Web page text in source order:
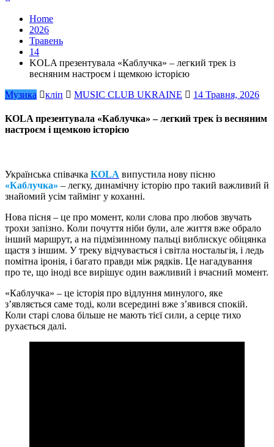
Home
2026
Травень
14
KOLA презентувала «Каблучка» – легкий трек із
весняним настроєм і щемкою історією
Музика
кліп MUSIC CLUB UKRAINE 14 Травня, 2026
KOLA презентувала «Каблучка» – легкий трек із весняним
настроєм і щемкою історією
Українська співачка KOLA випустила нову пісню
«Каблучка» – легку, динамічну історію про такий важливий й
знайомий усім таймінг у коханні.
Нова пісня – це про момент, коли слова про любов звучать
трохи запізно. Коли почуття ніби були, але життя вже обрало
інший маршрут, а на підмізинному пальці виблискує обіцянка
щастя з іншим. У треку відчувається і світла ностальгія, і ледь
помітна іронія, і багато правди між рядків. Це нагадування
про те, що іноді все вирішує один важливий і вчасний момент.
«Каблучка» – це історія про відлуння минулого, яке
з’являється саме тоді, коли всередині вже з’явився спокій.
Коли старі слова більше не мають тієї сили, а серце тихо
рухається далі.